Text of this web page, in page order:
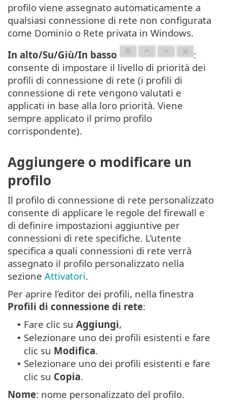
profilo viene assegnato automaticamente a
qualsiasi connessione di rete non configurata
come Dominio o Rete privata in Windows.
In alto/Su/Giù/In basso
:
consente di impostare il livello di priorità dei
profili di connessione di rete (i profili di
connessione di rete vengono valutati e
applicati in base alla loro priorità. Viene
sempre applicato il primo profilo
corrispondente).
Aggiungere o modificare un
profilo
Il profilo di connessione di rete personalizzato
consente di applicare le regole del firewall e
di definire impostazioni aggiuntive per
connessioni di rete specifiche. L’utente
specifica a quali connessioni di rete verrà
assegnato il profilo personalizzato nella
sezione Attivatori.
Per aprire l’editor dei profili, nella finestra
Profili di connessione di rete:
• Fare clic su Aggiungi,
• Selezionare uno dei profili esistenti e fare
clic su Modifica.
• Selezionare uno dei profili esistenti e fare
clic su Copia.
Nome: nome personalizzato del profilo.